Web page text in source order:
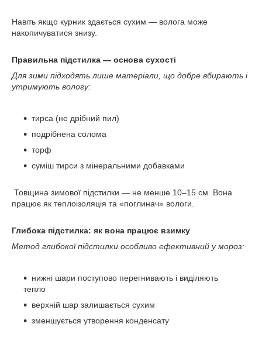
Навіть якщо курник здається сухим — волога може
накопичуватися знизу.
Правильна підстилка — основа сухості
Для зими підходять лише матеріали, що добре вбирають і
утримують вологу:
тирса (не дрібний пил)
подрібнена солома
торф
суміш тирси з мінеральними добавками
Товщина зимової підстилки — не менше 10–15 см. Вона
працює як теплоізоляція та «поглинач» вологи.
Глибока підстилка: як вона працює взимку
Метод глибокої підстилки особливо ефективний у мороз:
нижні шари поступово перегнивають і виділяють
тепло
верхній шар залишається сухим
зменшується утворення конденсату